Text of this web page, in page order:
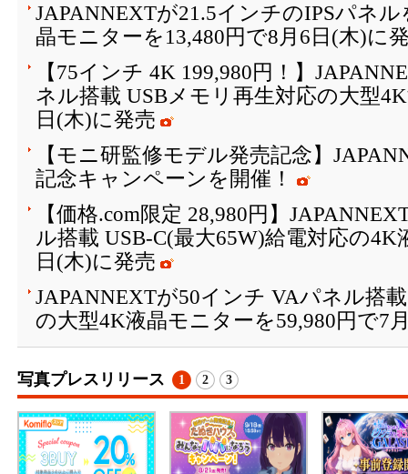
JAPANNEXTが21.5インチのIPSパネ
晶モニターを13,480円で8月6日(木)に
【75インチ 4K 199,980円！】
ネル搭載 USBメモリ再生対応の大型
日(木)に発売
【モニ研監修モデル発売記念】
記念キャンペーンを開催！
【価格.com限定 28,980円】
ル搭載 USB-C(最大65W)給電対応の
日(木)に発売
JAPANNEXTが50インチ VAパネル搭
の大型4K液晶モニターを59,980円で7
写真プレスリリース 1 2 3